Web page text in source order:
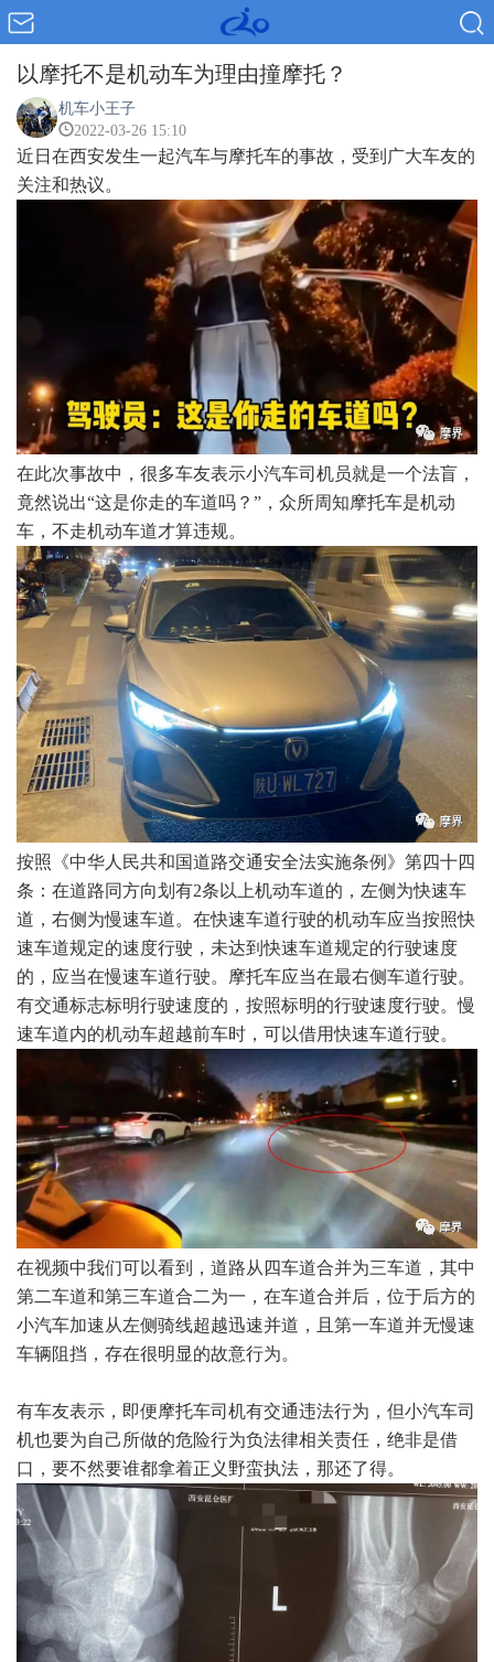
以摩托不是机动车为理由撞摩托？
机车小王子
2022-03-26 15:10
近日在西安发生一起汽车与摩托车的事故，受到广大车友的
关注和热议。
在此次事故中，很多车友表示小汽车司机员就是一个法盲，
竟然说出“这是你走的车道吗？”，众所周知摩托车是机动
车，不走机动车道才算违规。
按照《中华人民共和国道路交通安全法实施条例》第四十四
条：在道路同方向划有2条以上机动车道的，左侧为快速车
道，右侧为慢速车道。在快速车道行驶的机动车应当按照快
速车道规定的速度行驶，未达到快速车道规定的行驶速度
的，应当在慢速车道行驶。摩托车应当在最右侧车道行驶。
有交通标志标明行驶速度的，按照标明的行驶速度行驶。慢
速车道内的机动车超越前车时，可以借用快速车道行驶。
在视频中我们可以看到，道路从四车道合并为三车道，其中
第二车道和第三车道合二为一，在车道合并后，位于后方的
小汽车加速从左侧骑线超越迅速并道，且第一车道并无慢速
车辆阻挡，存在很明显的故意行为。
有车友表示，即便摩托车司机有交通违法行为，但小汽车司
机也要为自己所做的危险行为负法律相关责任，绝非是借
口，要不然要谁都拿着正义野蛮执法，那还了得。